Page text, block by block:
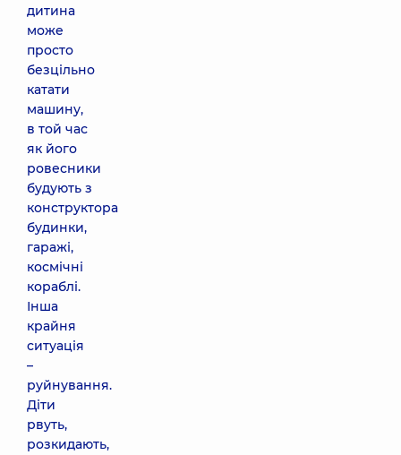
дитина
може
просто
безцільно
катати
машину,
в той час
як його
ровесники
будують з
конструктора
будинки,
гаражі,
космічні
кораблі.
Інша
крайня
ситуація
–
руйнування.
Діти
рвуть,
розкидають,